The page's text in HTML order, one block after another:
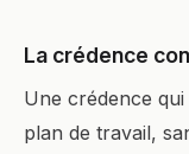
La crédence
Une crédence
plan de travail,